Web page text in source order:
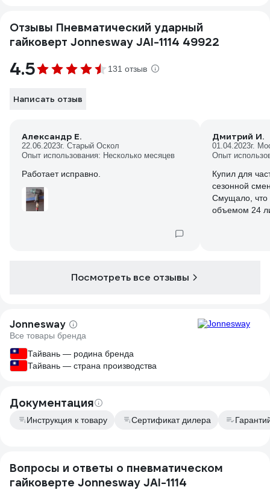
Отзывы Пневматический ударный
гайковерт Jonnesway JAI-1114 49922
4.5 131 отзыв
Написать отзыв
Александр Е.
22.06.2023г. Старый Оскол
Опыт использования: Несколько месяцев
Работает исправно.
Дмитрий И.
01.04.2023г.
Опыт
Купил для
сезонной
Смущало, что
объемом 24
норм. Крутой
Посмотреть все отзывы
Jonnesway
Все товары бренда
Тайвань — родина бренда
Тайвань — страна производства
Документация
Инструкция к товару Сертификат дилера
Вопросы и ответы о пневматическом
гайковерте Jonnesway JAI-1114